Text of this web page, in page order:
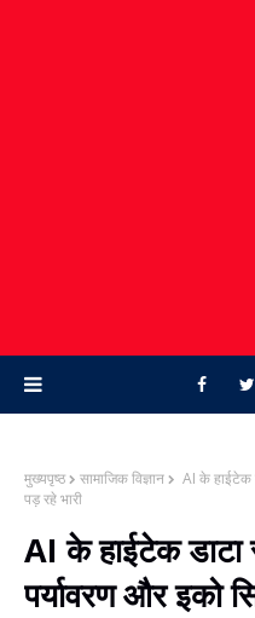
मुख्यपृष्ठ सामाजिक विज्ञान
AI के हाईटेक
पड़ रहे भारी
AI के हाईटेक डाटा
पर्यावरण और इको